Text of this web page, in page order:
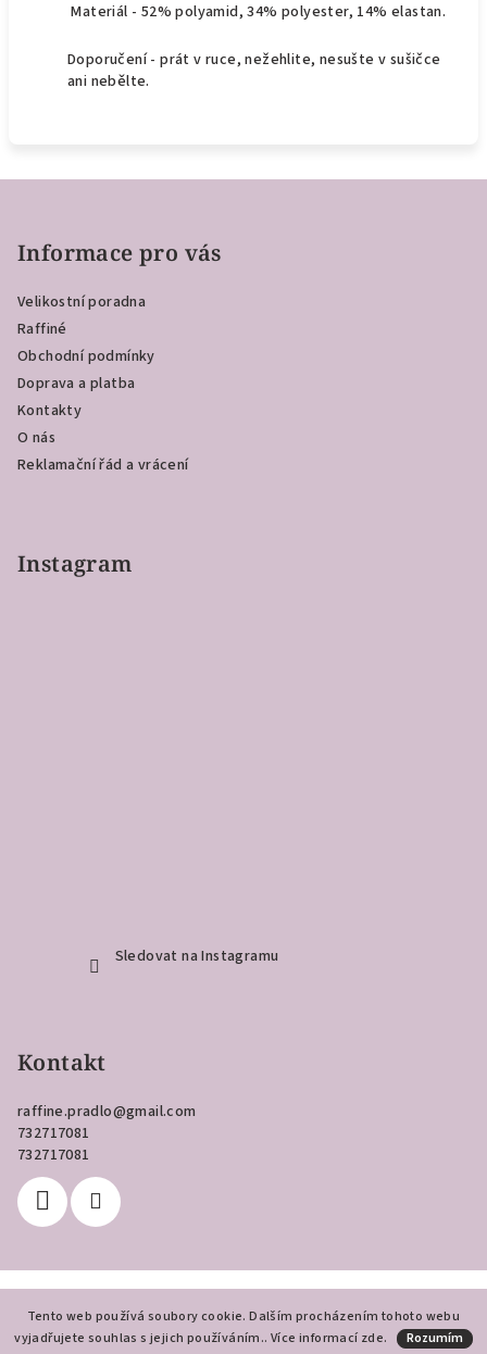
Tento web používá soubory cookie. Dalším procházením tohoto webu
vyjadřujete souhlas s jejich používáním.. Více informací zde. Rozumím
Materiál - 52% polyamid, 34% polyester, 14% elastan.
Doporučení - prát v ruce,nežehlite, nesušte v sušičce
ani nebělte.
Informace pro vás
Velikostní poradna
Raffiné
Obchodní podmínky
Doprava a platba
Kontakty
O nás
Reklamační řád a vrácení
Instagram
Sledovat na Instagramu
Kontakt
raffine.pradlo@gmail.com
732717081
732717081
Vytvořil Shoptet